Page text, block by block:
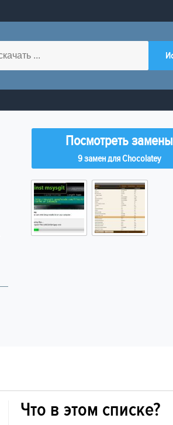
Посмотреть замены
9 замен для Chocolatey
Что в этом списке?